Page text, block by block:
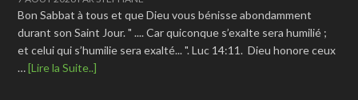
Bon Sabbat à tous et que Dieu vous bénisse abondamment
durant son Saint Jour. " .... Car quiconque s’exalte sera humilié ;
et celui qui s’humilie sera exalté... ". Luc 14:11. Dieu honore ceux
…[Lire la Suite..]